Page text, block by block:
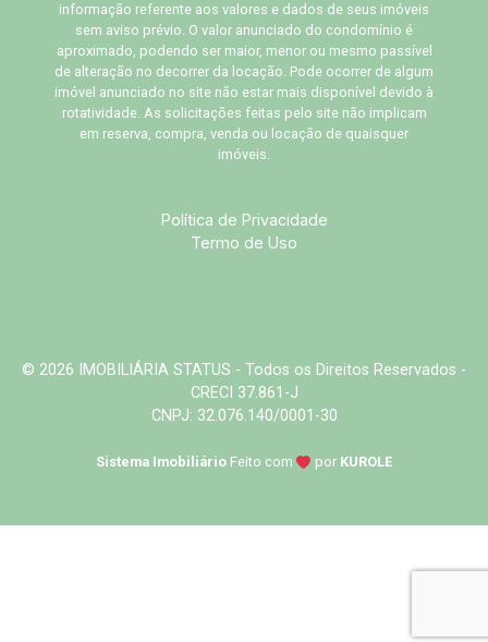
informação referente aos valores e dados de seus imóveis
sem aviso prévio. O valor anunciado do condomínio é
aproximado, podendo ser maior, menor ou mesmo passível
de alteração no decorrer da locação. Pode ocorrer de algum
imóvel anunciado no site não estar mais disponível devido à
rotatividade. As solicitações feitas pelo site não implicam
em reserva, compra, venda ou locação de quaisquer
imóveis.
Política de Privacidade
Termo de Uso
© 2026 IMOBILIÁRIA STATUS - Todos os Direitos Reservados -
CRECI 37.861-J
CNPJ: 32.076.140/0001-30
Sistema Imobiliário Feito com por KUROLE